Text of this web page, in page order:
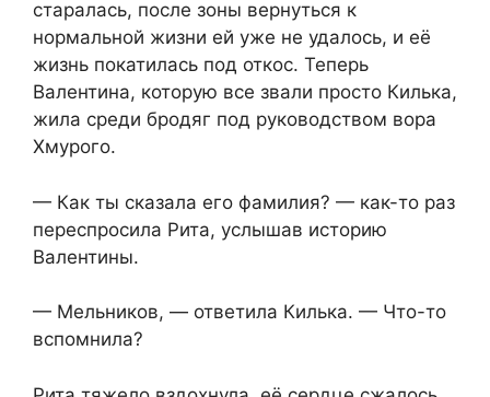
старалась, после зоны вернуться к
нормальной жизни ей уже не удалось, и её
жизнь покатилась под откос. Теперь
Валентина, которую все звали просто Килька,
жила среди бродяг под руководством вора
Хмурого.
— Как ты сказала его фамилия? — как-то раз
переспросила Рита, услышав историю
Валентины.
— Мельников, — ответила Килька. — Что-то
вспомнила?